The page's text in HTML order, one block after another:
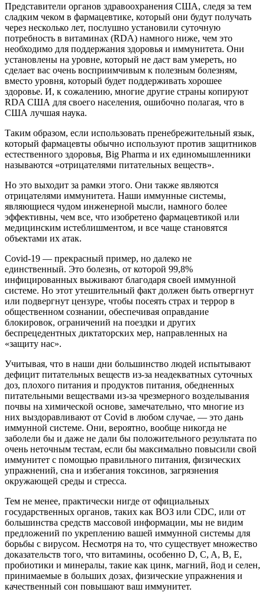
Представители органов здравоохранения США, следя за тем
сладким чеком в фармацевтике, который они будут получать
через несколько лет, послушно установили суточную
потребность в витаминах (RDA) намного ниже, чем это
необходимо для поддержания здоровья и иммунитета. Они
установлены на уровне, который не даст вам умереть, но
сделает вас очень восприимчивым к полезным болезням,
вместо уровня, который будет поддерживать хорошее
здоровье. И, к сожалению, многие другие страны копируют
RDA США для своего населения, ошибочно полагая, что в
США лучшая наука.
Таким образом, если использовать пренебрежительный язык,
который фармацевты обычно используют против защитников
естественного здоровья, Big Pharma и их единомышленники
называются «отрицателями питательных веществ».
Но это выходит за рамки этого. Они также являются
отрицателями иммунитета. Наши иммунные системы,
являющиеся чудом инженерной мысли, намного более
эффективны, чем все, что изобретено фармацевтикой или
медицинским истеблишментом, и все чаще становятся
объектами их атак.
Covid-19 — прекрасный пример, но далеко не
единственный. Это болезнь, от которой 99,8%
инфицированных выживают благодаря своей иммунной
системе. Но этот утешительный факт должен быть отвергнут
или подвергнут цензуре, чтобы посеять страх и террор в
общественном сознании, обеспечивая оправдание
блокировок, ограничений на поездки и других
беспрецедентных диктаторских мер, направленных на
«защиту нас».
Учитывая, что в наши дни большинство людей испытывают
дефицит питательных веществ из-за неадекватных суточных
доз, плохого питания и продуктов питания, обедненных
питательными веществами из-за чрезмерного возделывания
почвы на химической основе, замечательно, что многие из
них выздоравливают от Covid в любом случае, — это дань
иммунной системе. Они, вероятно, вообще никогда не
заболели бы и даже не дали бы положительного результата по
очень неточным тестам, если бы максимально повысили свой
иммунитет с помощью правильного питания, физических
упражнений, сна и избегания токсинов, загрязнения
окружающей среды и стресса.
Тем не менее, практически нигде от официальных
государственных органов, таких как ВОЗ или CDC, или от
большинства средств массовой информации, мы не видим
предложений по укреплению вашей иммунной системы для
борьбы с вирусом. Несмотря на то, что существует множество
доказательств того, что витамины, особенно D, C, A, B, E,
пробиотики и минералы, такие как цинк, магний, йод и селен,
принимаемые в больших дозах, физические упражнения и
качественный сон повышают ваш иммунитет.